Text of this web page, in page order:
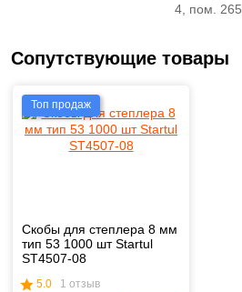
4, пом. 265
Сопутствующие товары
Топ продаж
Скобы для степлера 8 мм
тип 53 1000 шт Startul
ST4507-08
5.0 1 отзыв